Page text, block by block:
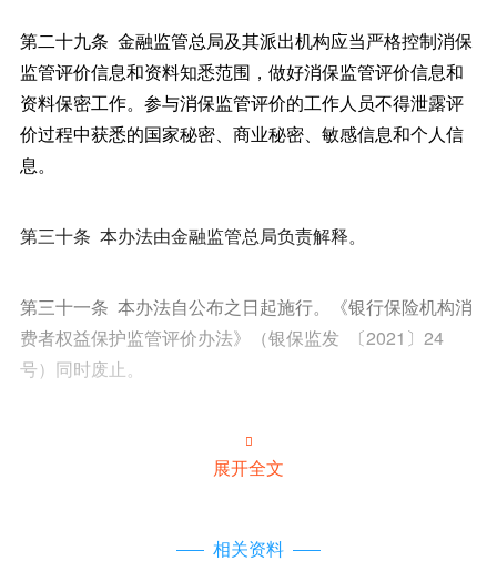
第二十九条 金融监管总局及其派出机构应当严格控制消保
监管评价信息和资料知悉范围，做好消保监管评价信息和
资料保密工作。参与消保监管评价的工作人员不得泄露评
价过程中获悉的国家秘密、商业秘密、敏感信息和个人信
息。
第三十条 本办法由金融监管总局负责解释。
第三十一条 本办法自公布之日起施行。《银行保险机构消
费者权益保护监管评价办法》（银保监发 〔2021〕24
号）同时废止。

展开全文
相关资料